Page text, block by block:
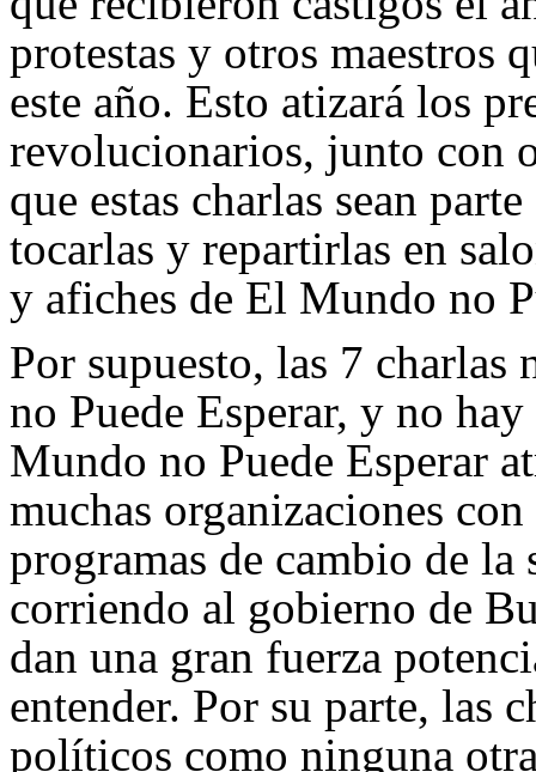
protestas y otros maestros
este año. Esto atizará los
revolucionarios, junto con
que estas charlas sean
tocarlas y repartirlas en
y afiches de El Mundo no
Por supuesto, las 7
no Puede Esperar, y no
Mundo no Puede Esperar
muchas organizaciones
programas de cambio de la
corriendo al gobierno de
dan una gran fuerza
entender. Por su parte, las
políticos como ninguna